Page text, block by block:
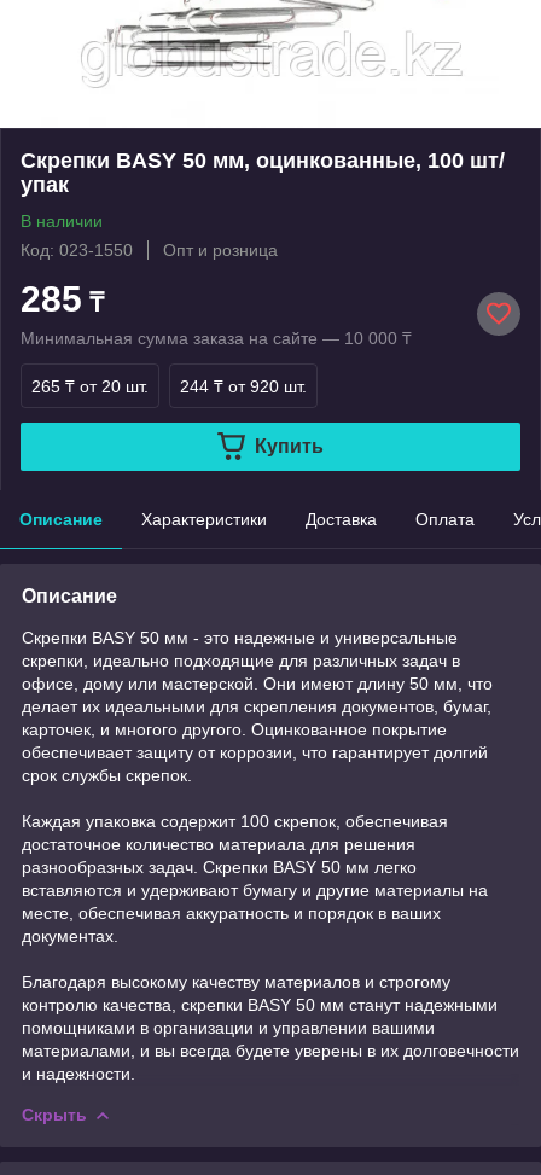
Скрепки BASY 50 мм, оцинкованные, 100 шт/
упак
В наличии
Код: 023-1550
Опт и розница
285 ₸
Минимальная сумма заказа на сайте — 10 000 ₸
265 ₸ от 20 шт. 244 ₸ от 920 шт.
Купить
Описание Характеристики Доставка Оплата
Описание
Скрепки BASY 50 мм - это надежные и универсальные
скрепки, идеально подходящие для различных задач в
офисе, дому или мастерской. Они имеют длину 50 мм, что
делает их идеальными для скрепления документов, бумаг,
карточек, и многого другого. Оцинкованное покрытие
обеспечивает защиту от коррозии, что гарантирует долгий
срок службы скрепок.
Каждая упаковка содержит 100 скрепок, обеспечивая
достаточное количество материала для решения
разнообразных задач. Скрепки BASY 50 мм легко
вставляются и удерживают бумагу и другие материалы на
месте, обеспечивая аккуратность и порядок в ваших
документах.
Благодаря высокому качеству материалов и строгому
контролю качества, скрепки BASY 50 мм станут надежными
помощниками в организации и управлении вашими
материалами, и вы всегда будете уверены в их долговечности
и надежности.
Скрыть